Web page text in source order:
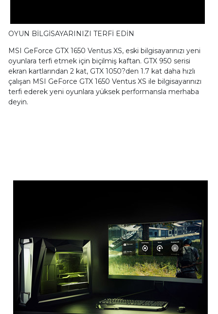
OYUN BİLGİSAYARINIZI TERFİ EDİN
MSI GeForce GTX 1650 Ventus XS, eski bilgisayarınızı yeni
oyunlara terfi etmek için biçilmiş kaftan. GTX 950 serisi
ekran kartlarından 2 kat, GTX 1050?den 1.7 kat daha hızlı
çalışan MSI GeForce GTX 1650 Ventus XS ile bilgisayarınızı
terfi ederek yeni oyunlara yüksek performansla merhaba
deyin.